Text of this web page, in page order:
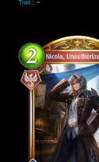
Trait : -